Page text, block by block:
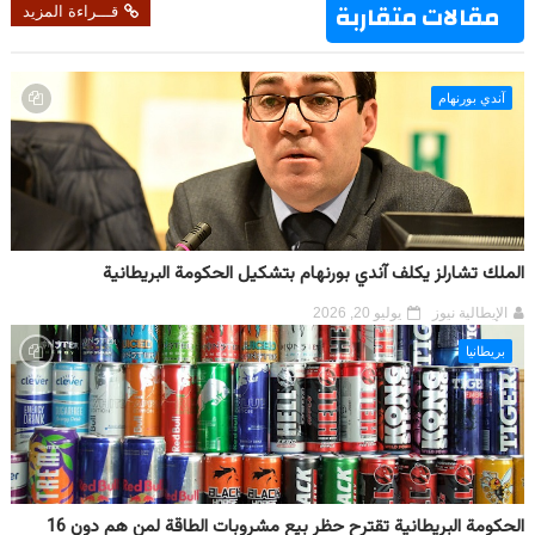
مقالات متقاربة قـــراءة المزيد
آندي بورنهام
الملك تشارلز يكلف آندي بورنهام بتشكيل الحكومة البريطانية
الإيطالية نيوز يوليو 20, 2026
بريطانيا
الحكومة البريطانية تقترح حظر بيع مشروبات الطاقة لمن هم دون 16